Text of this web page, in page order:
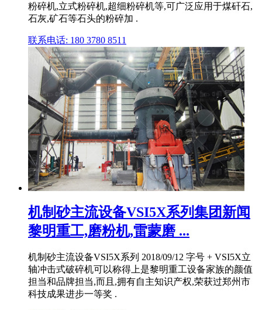
粉碎机,立式粉碎机,超细粉碎机等,可广泛应用于煤矸石,
石灰,矿石等石头的粉碎加 .
联系电话: 180 3780 8511
机制砂主流设备VSI5X系列集团新闻
黎明重工,磨粉机,雷蒙磨 ...
机制砂主流设备VSI5X系列 2018/09/12 字号 + VSI5X立
轴冲击式破碎机可以称得上是黎明重工设备家族的颜值
担当和品牌担当,而且,拥有自主知识产权,荣获过郑州市
科技成果进步一等奖 .